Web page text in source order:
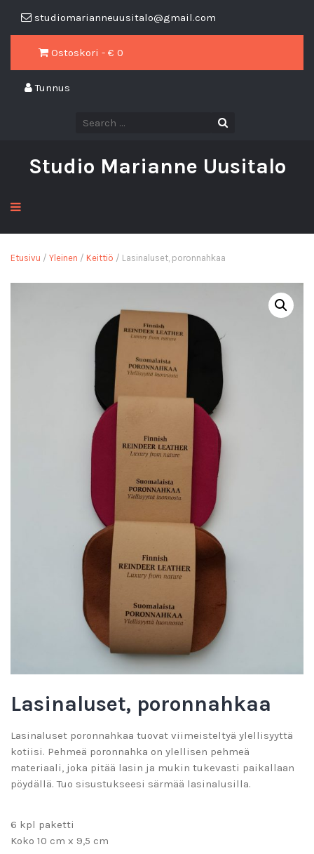
studiomarianneuusitalo@gmail.com
Ostoskori - € 0
Tunnus
Studio Marianne Uusitalo
Etusivu / Yleinen / Keittiö / Lasinaluset, poronnahkaa
Lasinaluset, poronnahkaa
Lasinaluset poronnahkaa tuovat viimeisteltyä ylellisyyttä
kotiisi. Pehmeä poronnahka on ylellisen pehmeä
materiaali, joka pitää lasin ja mukin tukevasti paikallaan
pöydällä. Tuo sisustukseesi särmää lasinalusilla.
6 kpl paketti
Koko 10 cm x 9,5 cm